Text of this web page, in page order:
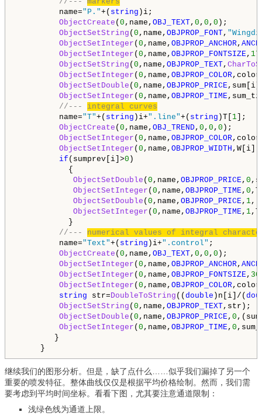
name="P."+( string )i;
ObjectCreate ( 0 ,name, OBJ_TEXT, 0 , 0 , 0 );
ObjectSetString ( 0 ,name, OBJPROP_FONT,
ObjectSetInteger ( 0 ,name, OBJPROP_ANCHOR,
ObjectSetInteger ( 0 ,name, OBJPROP_FONTSIZE, 17
ObjectSetString ( 0 ,name, OBJPROP_TEXT,
ObjectSetInteger ( 0 ,name, OBJPROP_COLOR
ObjectSetDouble ( 0 ,name, OBJPROP_PRICE
ObjectSetInteger ( 0 ,name, OBJPROP_TIME
//--- integral curves
name="T"+( string )i+".line"+( string )T[ 1 ];
ObjectCreate ( 0 ,name, OBJ_TREND, 0 , 0 , 0 );
ObjectSetInteger ( 0 ,name, OBJPROP_COLOR
ObjectSetInteger ( 0 ,name, OBJPROP_WIDTH
if (sumprev[i]>0 )
{
ObjectSetDouble ( 0 ,name, OBJPROP_PRICE, 0
ObjectSetInteger ( 0 ,name, OBJPROP_TIME, 0
ObjectSetDouble ( 0 ,name, OBJPROP_PRICE, 1
ObjectSetInteger ( 0 ,name, OBJPROP_TIME, 1
}
//--- numerical values of integral
name="Text"+( string )i+".control" ;
ObjectCreate ( 0 ,name, OBJ_TEXT, 0 , 0 , 0 );
ObjectSetInteger ( 0 ,name, OBJPROP_ANCHOR,
ObjectSetInteger ( 0 ,name, OBJPROP_FONTSIZE, 30
ObjectSetInteger ( 0 ,name, OBJPROP_COLOR
string str= DoubleToString (( double )n[i]/(
ObjectSetString ( 0 ,name, OBJPROP_TEXT,str);
ObjectSetDouble ( 0 ,name, OBJPROP_PRICE, 0
ObjectSetInteger ( 0 ,name, OBJPROP_TIME, 0
}
}
继续我们的图形分析。但是，缺了点什么……似乎我们漏掉了另一个
重要的喷发特征。整体曲线仅仅是根据平均价格绘制。然而，我们需
要考虑到平均时间坐标。看看下图，尤其要注意通道限制：
浅绿色线为通道上限。